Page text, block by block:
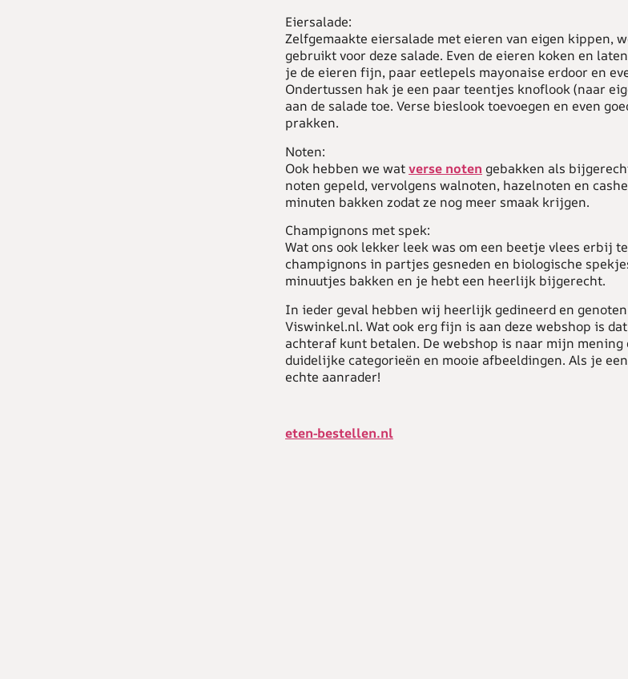
Eiersalade:
Zelfgemaakte eiersalade met eieren van eigen kippen,
gebruikt voor deze salade. Even de eieren koken en
je de eieren fijn, paar eetlepels mayonaise erdoor en
Ondertussen hak je een paar teentjes knoflook (naar
aan de salade toe. Verse bieslook toevoegen en even
prakken.
Noten:
Ook hebben we watverse noten gebakken als
noten gepeld, vervolgens walnoten, hazelnoten en
minuten bakken zodat ze nog meer smaak krijgen.
Champignons met spek:
Wat ons ook lekker leek was om een beetje vlees erbij
champignons in partjes gesneden en biologische
minuutjes bakken en je hebt een heerlijk bijgerecht.
In ieder geval hebben wij heerlijk gedineerd en
Viswinkel.nl. Wat ook erg fijn is aan deze webshop is
achteraf kunt betalen. De webshop is naar mijn
duidelijke categorieën en mooie afbeeldingen. Als je
echte aanrader!
eten-bestellen.nl